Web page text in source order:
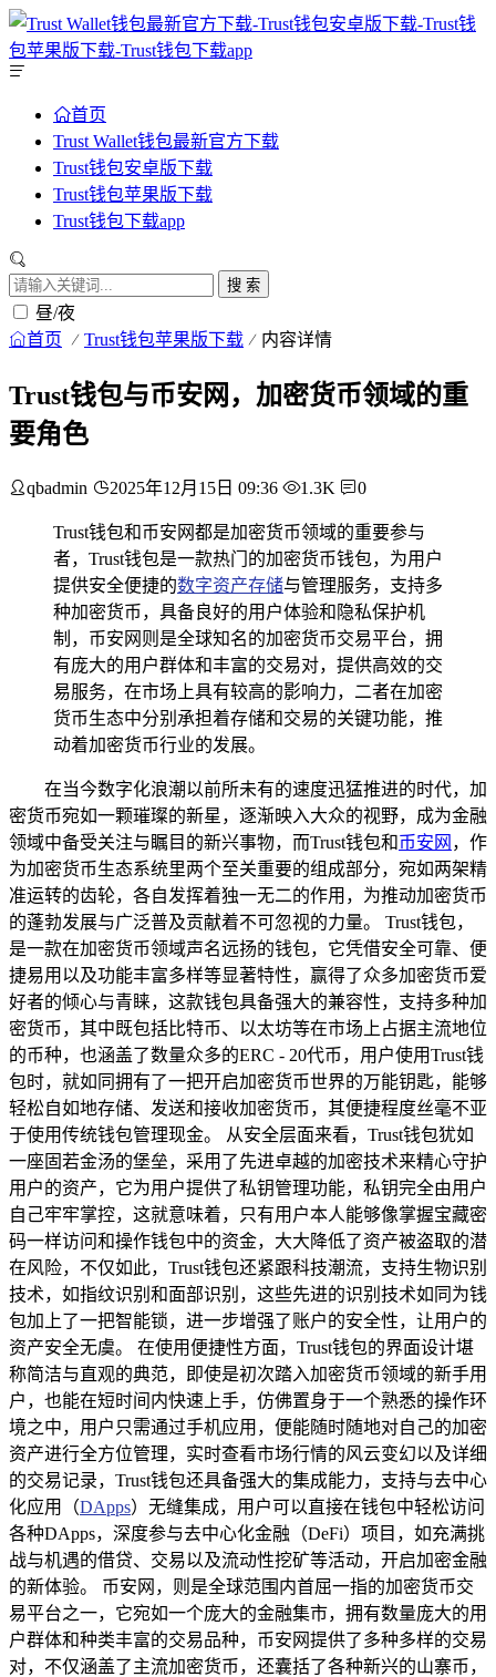
首页
Trust Wallet钱包最新官方下载
Trust钱包安卓版下载
Trust钱包苹果版下载
Trust钱包下载app
搜 索
昼/夜
首页 Trust钱包苹果版下载 内容详情
Trust钱包与币安网，加密货币领域的重
要角色
qbadmin 2025年12月15日 09:36 1.3K 0
Trust钱包和币安网都是加密货币领域的重要参与
者，Trust钱包是一款热门的加密货币钱包，为用户
提供安全便捷的数字资产存储与管理服务，支持多
种加密货币，具备良好的用户体验和隐私保护机
制，币安网则是全球知名的加密货币交易平台，拥
有庞大的用户群体和丰富的交易对，提供高效的交
易服务，在市场上具有较高的影响力，二者在加密
货币生态中分别承担着存储和交易的关键功能，推
动着加密货币行业的发展。
在当今数字化浪潮以前所未有的速度迅猛推进的时代，加
密货币宛如一颗璀璨的新星，逐渐映入大众的视野，成为金融
领域中备受关注与瞩目的新兴事物，而Trust钱包和币安网 ，作
为加密货币生态系统里两个至关重要的组成部分，宛如两架精
准运转的齿轮，各自发挥着独一无二的作用，为推动加密货币
的蓬勃发展与广泛普及贡献着不可忽视的力量。 Trust钱包，
是一款在加密货币领域声名远扬的钱包，它凭借安全可靠、便
捷易用以及功能丰富多样等显著特性，赢得了众多加密货币爱
好者的倾心与青睐，这款钱包具备强大的兼容性，支持多种加
密货币，其中既包括比特币、以太坊等在市场上占据主流地位
的币种，也涵盖了数量众多的ERC - 20代币，用户使用Trust钱
包时，就如同拥有了一把开启加密货币世界的万能钥匙，能够
轻松自如地存储、发送和接收加密货币，其便捷程度丝毫不亚
于使用传统钱包管理现金。 从安全层面来看，Trust钱包犹如
一座固若金汤的堡垒，采用了先进卓越的加密技术来精心守护
用户的资产，它为用户提供了私钥管理功能，私钥完全由用户
自己牢牢掌控，这就意味着，只有用户本人能够像掌握宝藏密
码一样访问和操作钱包中的资金，大大降低了资产被盗取的潜
在风险，不仅如此，Trust钱包还紧跟科技潮流，支持生物识别
技术，如指纹识别和面部识别，这些先进的识别技术如同为钱
包加上了一把智能锁，进一步增强了账户的安全性，让用户的
资产安全无虞。 在使用便捷性方面，Trust钱包的界面设计堪
称简洁与直观的典范，即使是初次踏入加密货币领域的新手用
户，也能在短时间内快速上手，仿佛置身于一个熟悉的操作环
境之中，用户只需通过手机应用，便能随时随地对自己的加密
资产进行全方位管理，实时查看市场行情的风云变幻以及详细
的交易记录，Trust钱包还具备强大的集成能力，支持与去中心
化应用（DApps）无缝集成，用户可以直接在钱包中轻松访问
各种DApps，深度参与去中心化金融（DeFi）项目，如充满挑
战与机遇的借贷、交易以及流动性挖矿等活动，开启加密金融
的新体验。 币安网，则是全球范围内首屈一指的加密货币交
易平台之一，它宛如一个庞大的金融集市，拥有数量庞大的用
户群体和种类丰富的交易品种，币安网提供了多种多样的交易
对，不仅涵盖了主流加密货币，还囊括了各种新兴的山寨币，